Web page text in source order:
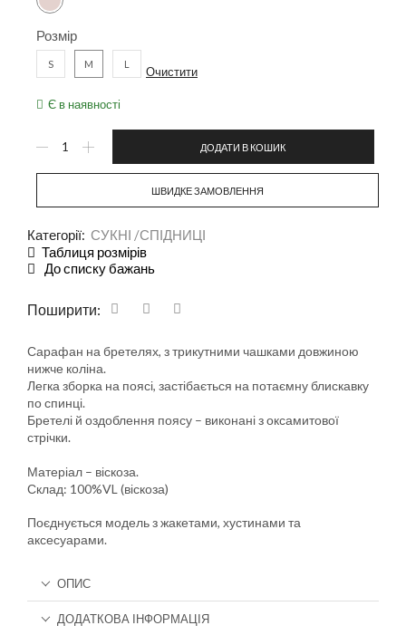
Розмір
S M L Очистити
Є в наявності
ДОДАТИ В КОШИК
ШВИДКЕ ЗАМОВЛЕННЯ
Категорії: СУКНІ /СПІДНИЦІ
Таблиця розмірів
До списку бажань
Поширити:
Сарафан на бретелях, з трикутними чашками довжиною
нижче коліна.
Легка зборка на поясі, застібається на потаємну блискавку
по спинці.
Бретелі й оздоблення поясу – виконані з оксамитової
стрічки.
Матеріал – віскоза.
Склад: 100%VL (віскоза)
Поєднується модель з жакетами, хустинами та
аксесуарами.
ОПИС
ДОДАТКОВА ІНФОРМАЦІЯ